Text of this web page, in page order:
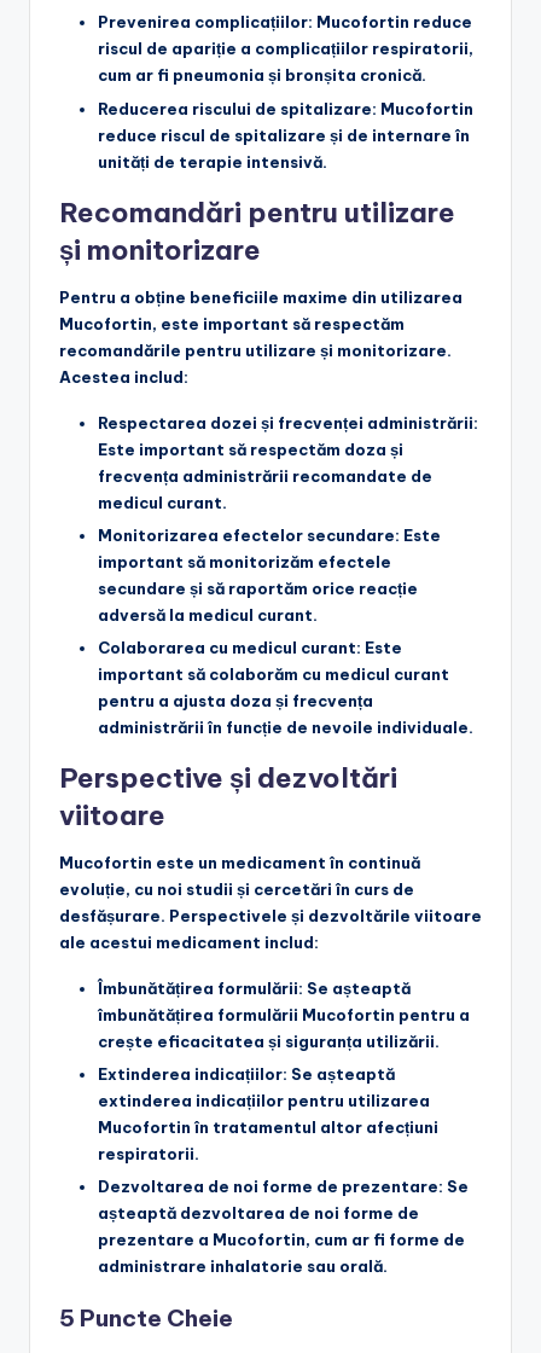
Prevenirea complicațiilor: Mucofortin reduce
riscul de apariție a complicațiilor respiratorii,
cum ar fi pneumonia și bronșita cronică.
Reducerea riscului de spitalizare: Mucofortin
reduce riscul de spitalizare și de internare în
unități de terapie intensivă.
Recomandări pentru utilizare
și monitorizare
Pentru a obține beneficiile maxime din utilizarea
Mucofortin, este important să respectăm
recomandările pentru utilizare și monitorizare.
Acestea includ:
Respectarea dozei și frecvenței administrării:
Este important să respectăm doza și
frecvența administrării recomandate de
medicul curant.
Monitorizarea efectelor secundare: Este
important să monitorizăm efectele
secundare și să raportăm orice reacție
adversă la medicul curant.
Colaborarea cu medicul curant: Este
important să colaborăm cu medicul curant
pentru a ajusta doza și frecvența
administrării în funcție de nevoile individuale.
Perspective și dezvoltări
viitoare
Mucofortin este un medicament în continuă
evoluție, cu noi studii și cercetări în curs de
desfășurare. Perspectivele și dezvoltările viitoare
ale acestui medicament includ:
Îmbunătățirea formulării: Se așteaptă
îmbunătățirea formulării Mucofortin pentru a
crește eficacitatea și siguranța utilizării.
Extinderea indicațiilor: Se așteaptă
extinderea indicațiilor pentru utilizarea
Mucofortin în tratamentul altor afecțiuni
respiratorii.
Dezvoltarea de noi forme de prezentare: Se
așteaptă dezvoltarea de noi forme de
prezentare a Mucofortin, cum ar fi forme de
administrare inhalatorie sau orală.
5 Puncte Cheie